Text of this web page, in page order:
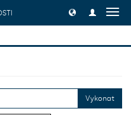
Vykonat